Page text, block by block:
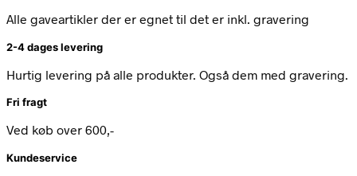
Alle gaveartikler der er egnet til det er inkl. gravering
2-4 dages levering
Hurtig levering på alle produkter. Også dem med gravering.
Fri fragt
Ved køb over 600,-
Kundeservice